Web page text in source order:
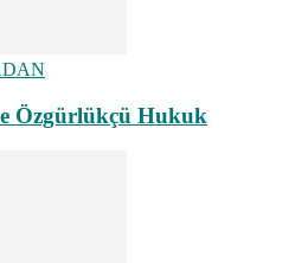
Özgürlükçü Hukuk